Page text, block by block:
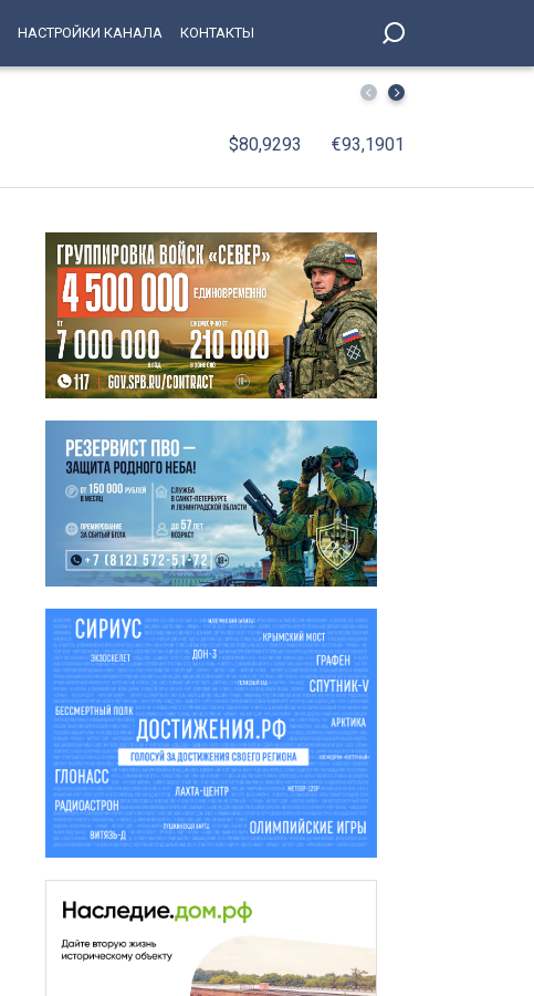
НАСТРОЙКИ КАНАЛА КОНТАКТЫ
В Петербург вернулись юные победители
$80,9293 €93,1901